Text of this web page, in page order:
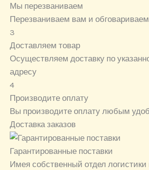
Мы перезваниваем
Перезваниваем вам и
3
Доставляем товар
Осуществляем доставку по
адресу
4
Производите оплату
Вы производите оплату любым
Доставка заказов
Гарантированные поставки
Имея собственный отдел логистики